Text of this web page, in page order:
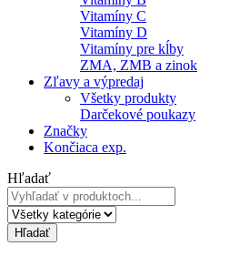
Vitamíny C
Vitamíny D
Vitamíny pre kĺby
ZMA, ZMB a zinok
Zľavy a výpredaj
Všetky produkty
Darčekové poukazy
Značky
Končiaca exp.
Hľadať
Hľadať